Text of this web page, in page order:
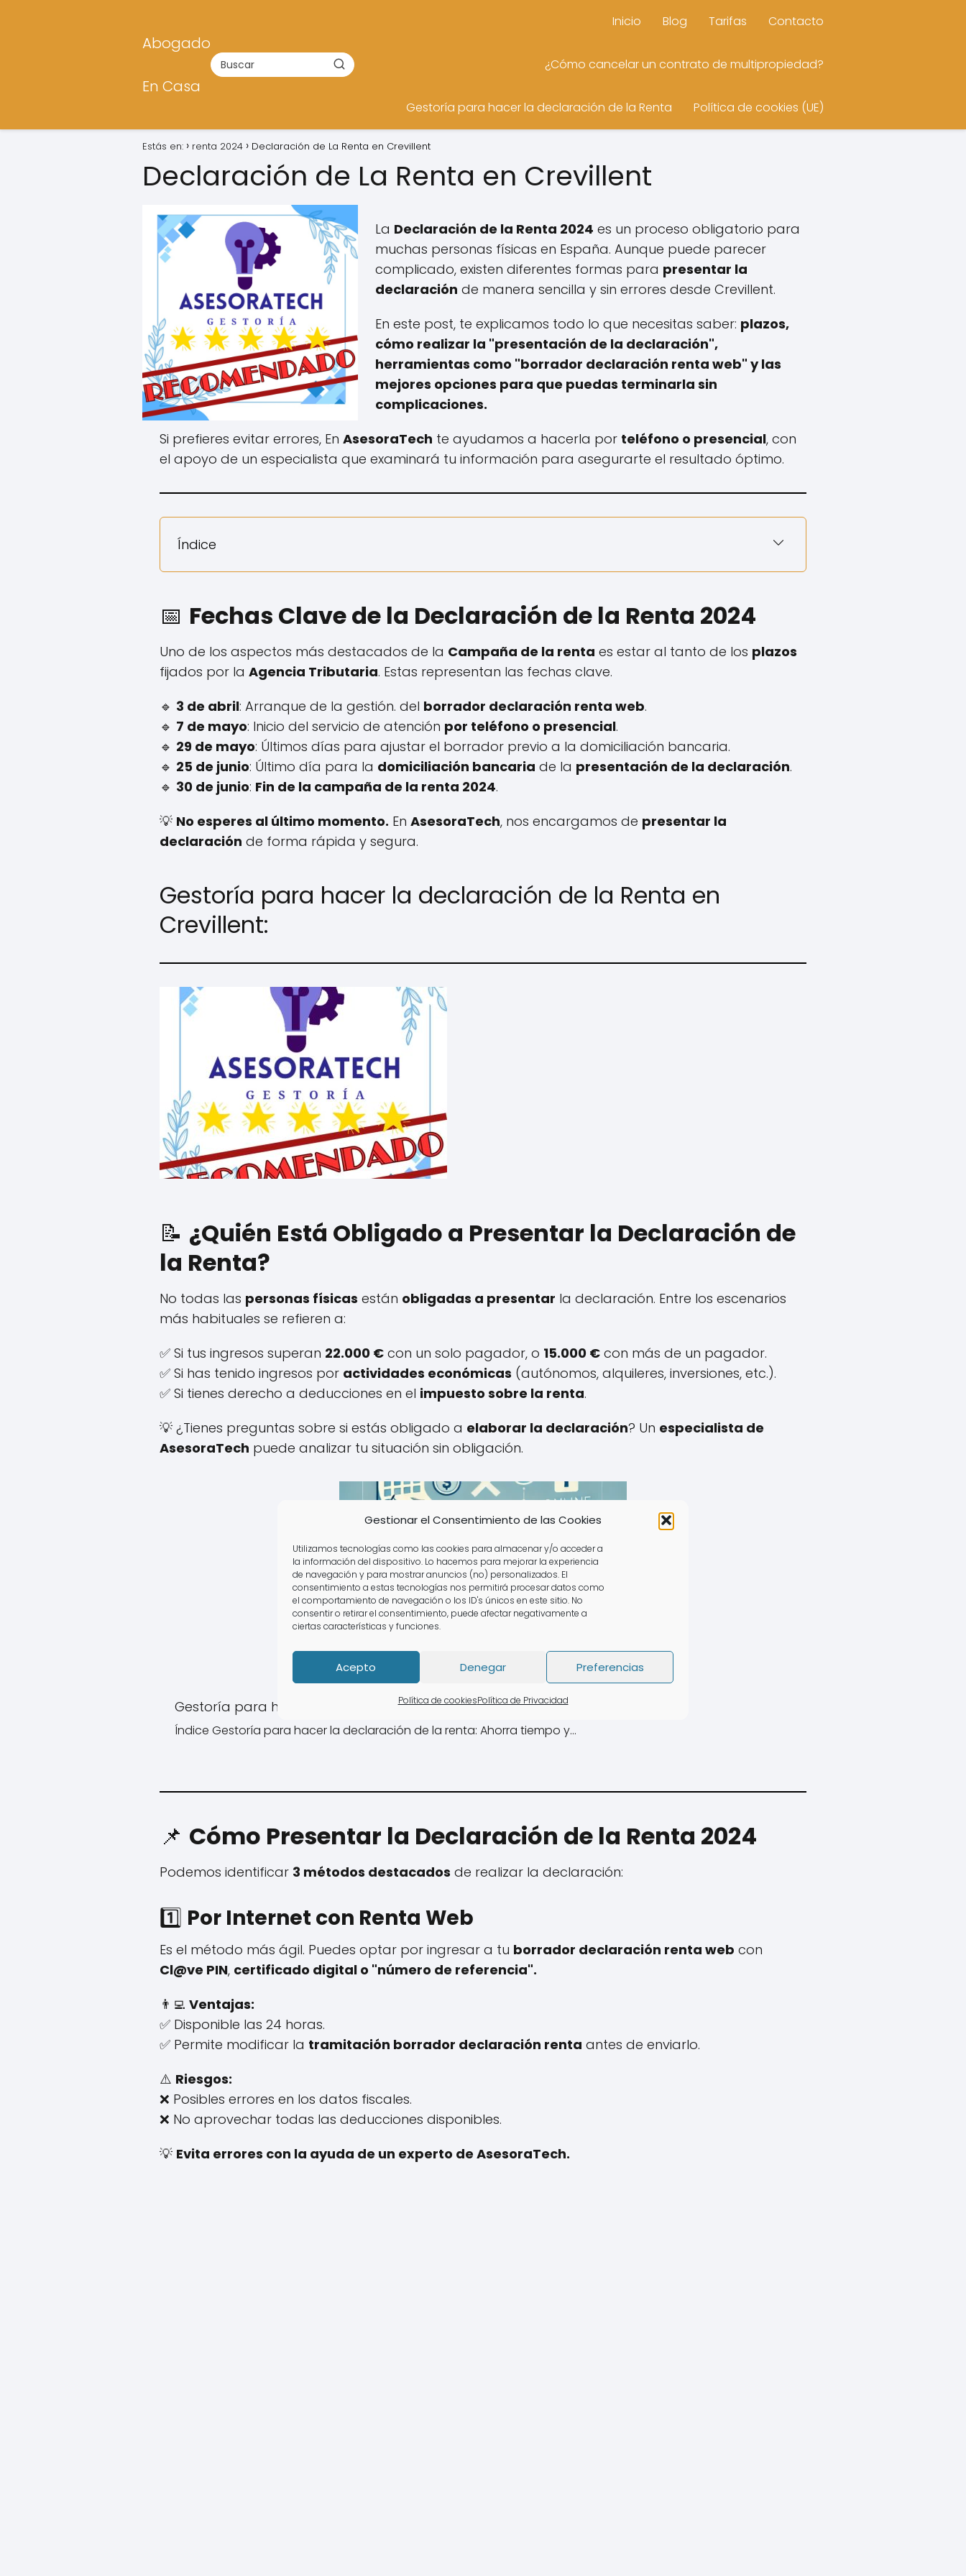
Gestionar el Consentimiento de las Cookies
Utilizamos tecnologías como las cookies para almacenar y/o acceder a
la información del dispositivo. Lo hacemos para mejorar la experiencia
de navegación y para mostrar anuncios (no) personalizados. El
consentimiento a estas tecnologías nos permitirá procesar datos como
el comportamiento de navegación o los ID's únicos en este sitio. No
consentir o retirar el consentimiento, puede afectar negativamente a
ciertas características y funciones.
Acepto Denegar Preferencias
Política de cookiesPolítica de Privacidad
Abogado
En Casa
Inicio Blog Tarifas Contacto
¿Cómo cancelar un contrato de multipropiedad?
Gestoría para hacer la declaración de la Renta Política de cookies (UE)
Estás en: renta 2024 Declaración de La Renta en Crevillent
Declaración de La Renta en Crevillent
La Declaración de la Renta 2024 es un proceso obligatorio para
muchas personas físicas en España. Aunque puede parecer
complicado, existen diferentes formas para presentar la
declaración de manera sencilla y sin errores desde Crevillent.
En este post, te explicamos todo lo que necesitas saber: plazos,
cómo realizar la "presentación de la declaración",
herramientas como "borrador declaración renta web" y las
mejores opciones para que puedas terminarla sin
complicaciones.
Si prefieres evitar errores, En AsesoraTech te ayudamos a hacerla por teléfono o presencial, con
el apoyo de un especialista que examinará tu información para asegurarte el resultado óptimo.
Índice
📅 Fechas Clave de la Declaración de la Renta 2024
Uno de los aspectos más destacados de la Campaña de la renta es estar al tanto de los plazos
fijados por la Agencia Tributaria. Estas representan las fechas clave.
🔹 3 de abril: Arranque de la gestión. del borrador declaración renta web.
🔹 7 de mayo: Inicio del servicio de atención por teléfono o presencial.
🔹 29 de mayo: Últimos días para ajustar el borrador previo a la domiciliación bancaria.
🔹 25 de junio: Último día para la domiciliación bancaria de la presentación de la declaración.
🔹 30 de junio: Fin de la campaña de la renta 2024.
💡 No esperes al último momento. En AsesoraTech, nos encargamos de presentar la
declaración de forma rápida y segura.
Gestoría para hacer la declaración de la Renta en
Crevillent:
📝 ¿Quién Está Obligado a Presentar la Declaración de
la Renta?
No todas las personas físicas están obligadas a presentar la declaración. Entre los escenarios
más habituales se refieren a:
✅ Si tus ingresos superan 22.000 € con un solo pagador, o 15.000 € con más de un pagador.
✅ Si has tenido ingresos por actividades económicas (autónomos, alquileres, inversiones, etc.).
✅ Si tienes derecho a deducciones en el impuesto sobre la renta.
💡 ¿Tienes preguntas sobre si estás obligado a elaborar la declaración? Un especialista de
AsesoraTech puede analizar tu situación sin obligación.
Gestoría para hacer la declaración de la Renta Crevillent
Índice Gestoría para hacer la declaración de la renta: Ahorra tiempo y…
📌 Cómo Presentar la Declaración de la Renta 2024
Podemos identificar 3 métodos destacados de realizar la declaración:
1️⃣ Por Internet con Renta Web
Es el método más ágil. Puedes optar por ingresar a tu borrador declaración renta web con
Cl@ve PIN, certificado digital o "número de referencia".
👨‍💻 Ventajas:
✅ Disponible las 24 horas.
✅ Permite modificar la tramitación borrador declaración renta antes de enviarlo.
⚠️ Riesgos:
❌ Posibles errores en los datos fiscales.
❌ No aprovechar todas las deducciones disponibles.
💡 Evita errores con la ayuda de un experto de AsesoraTech.